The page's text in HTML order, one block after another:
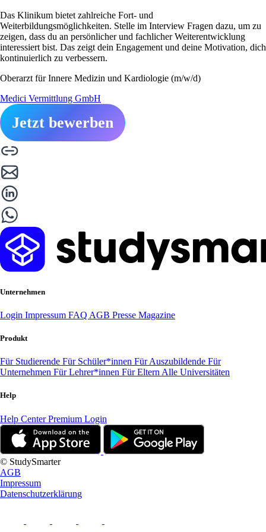
Das Klinikum bietet zahlreiche Fort- und
Weiterbildungsmöglichkeiten. Stelle im Interview Fragen dazu, um zu
zeigen, dass du an persönlicher und fachlicher Weiterentwicklung
interessiert bist. Das zeigt dein Engagement und deine Motivation, dich
kontinuierlich zu verbessern.
Oberarzt für Innere Medizin und Kardiologie (m/w/d)
Medici Vermittlung GmbH
Jetzt bewerben
Unternehmen
Login Impressum FAQ AGB Presse Magazine
Produkt
Für Studierende Für Schüler*innen Für Auszubildende Für
Unternehmen Für Lehrer*innen Für Eltern Alle Universitäten
Help
Help CenterPremium Login
© StudySmarter
AGB
Impressum
Datenschutzerklärung